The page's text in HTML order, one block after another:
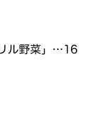
ル野菜」…16